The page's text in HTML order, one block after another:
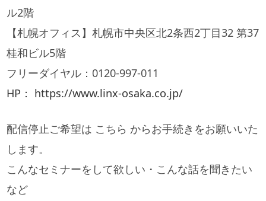
ル2階
【札幌オフィス】札幌市中央区北2条西2丁目32 第37
桂和ビル5階
フリーダイヤル：0120-997-011
HP： https://www.linx-osaka.co.jp/
配信停止ご希望は こちら からお手続きをお願いいた
します。
こんなセミナーをして欲しい・こんな話を聞きたい
など